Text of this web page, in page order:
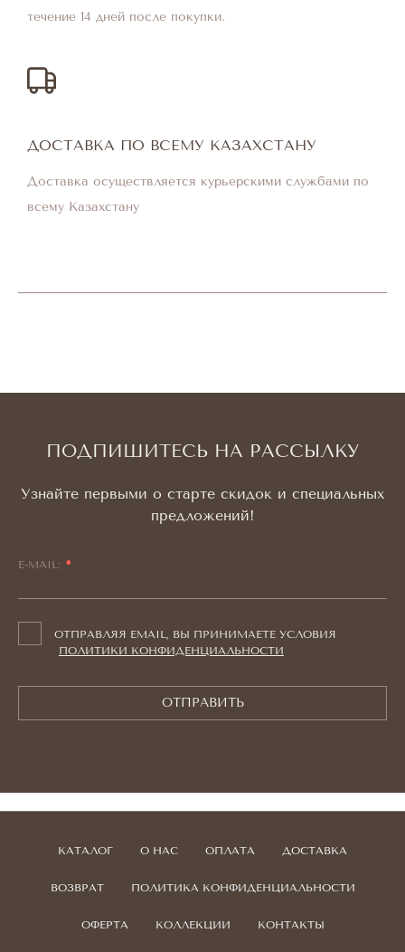
течение 14 дней после покупки.
ДОСТАВКА ПО ВСЕМУ КАЗАХСТАНУ
Доставка осуществляется курьерскими службами по
всему Казахстану
ПОДПИШИТЕСЬ НА РАССЫЛКУ
Узнайте первыми о старте скидок и специальных
предложений!
E-MAIL:
ОТПРАВЛЯЯ EMAIL, ВЫ ПРИНИМАЕТЕ УСЛОВИЯ
ПОЛИТИКИ КОНФИДЕНЦИАЛЬНОСТИ
ОТПРАВИТЬ
КАТАЛОГ О НАС ОПЛАТА ДОСТАВКА
ВОЗВРАТ ПОЛИТИКА КОНФИДЕНЦИАЛЬНОСТИ
ОФЕРТА КОЛЛЕКЦИИ КОНТАКТЫ